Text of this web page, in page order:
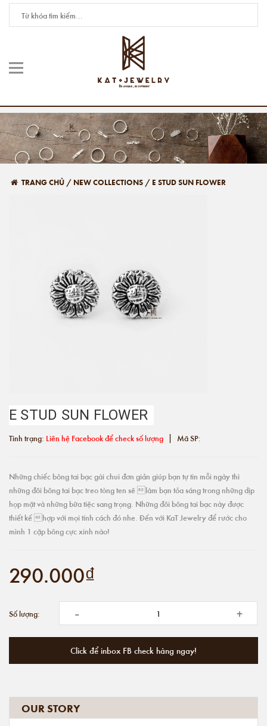
TRANG CHỦ / NEW COLLECTIONS / E STUD SUN FLOWER
E STUD SUN FLOWER
Tình trạng: Liên hệ Facebook để check số lượng | Mã SP:
Những chiếc bông tai bạc gài chui đơn giản giúp bạn tự tin mỗi ngày thì
những đôi bông tai bạc treo tòng ten sẽ làm bạn tỏa sáng trong những dịp
họp mặt và những bữa tiệc sang trọng. Những đôi bông tai bạc này được
thiết kế hợp với mọi tính cách đó nhe. Đến với KaT Jewelry để rước cho
mình 1 cặp bông cực xinh nào!
290.000₫
Số lượng: - +
Click để inbox FB check hàng ngay!
OUR STORY